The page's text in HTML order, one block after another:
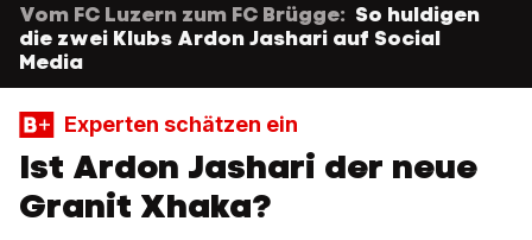
Vom FC Luzern zum FC Brügge: So huldigen
die zwei Klubs Ardon Jashari auf Social
Media
Experten schätzen ein
Ist Ardon Jashari der neue
Granit Xhaka?